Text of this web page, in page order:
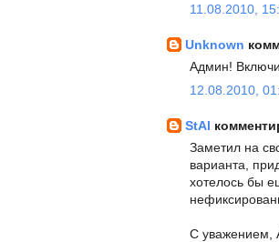
11.08.2010,
Unknown
Админ!
12.08.2010,
StAl
Заметил на
варианта,
хотелось бы
С уважением,